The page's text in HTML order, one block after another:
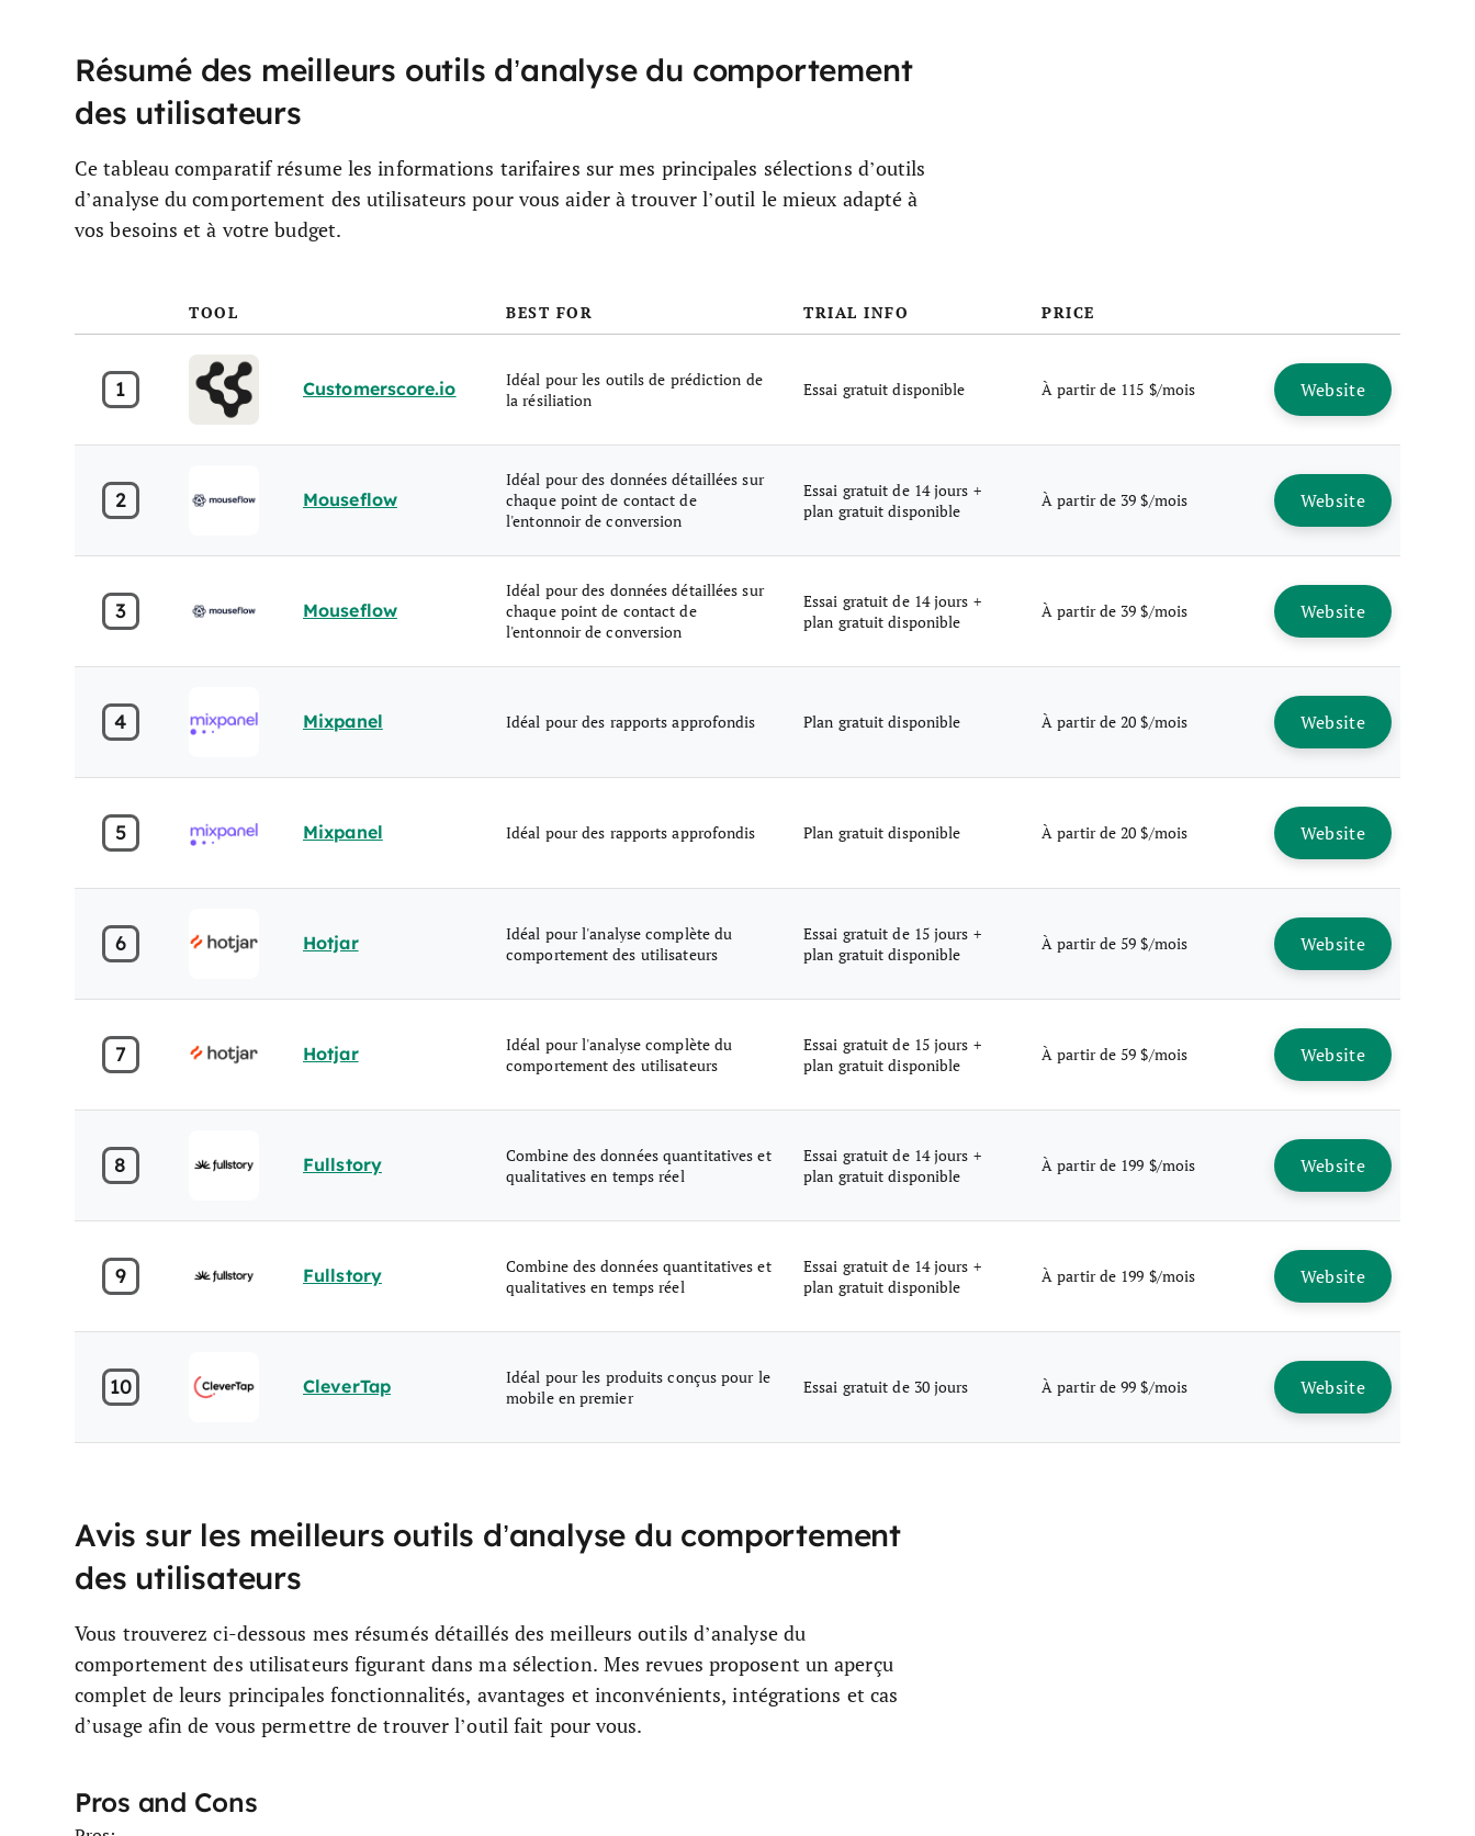
Résumé des meilleurs outils d’analyse du comportement
des utilisateurs
Ce tableau comparatif résume les informations tarifaires sur mes principales sélections d’outils
d’analyse du comportement des utilisateurs pour vous aider à trouver l’outil le mieux adapté à
vos besoins et à votre budget.
TOOL BEST FOR TRIAL INFO PRICE
1 Customerscore.io
Idéal pour les outils de prédiction de
la résiliation
Essai gratuit disponible À partir de 115 $/mois Website
2 Mouseflow
Idéal pour des données détaillées sur
chaque point de contact de
l'entonnoir de conversion
Essai gratuit de 14 jours +
plan gratuit disponible
À partir de 39 $/mois Website
3 Mouseflow
Idéal pour des données détaillées sur
chaque point de contact de
l'entonnoir de conversion
Essai gratuit de 14 jours +
plan gratuit disponible
À partir de 39 $/mois Website
4 Mixpanel Idéal pour des rapports approfondis Plan gratuit disponible À partir de 20 $/mois Website
5 Mixpanel Idéal pour des rapports approfondis Plan gratuit disponible À partir de 20 $/mois Website
6 Hotjar
Idéal pour l'analyse complète du
comportement des utilisateurs
Essai gratuit de 15 jours +
plan gratuit disponible
À partir de 59 $/mois Website
7 Hotjar
Idéal pour l'analyse complète du
comportement des utilisateurs
Essai gratuit de 15 jours +
plan gratuit disponible
À partir de 59 $/mois Website
8 Fullstory
Combine des données quantitatives et
qualitatives en temps réel
Essai gratuit de 14 jours +
plan gratuit disponible
À partir de 199 $/mois Website
9 Fullstory
Combine des données quantitatives et
qualitatives en temps réel
Essai gratuit de 14 jours +
plan gratuit disponible
À partir de 199 $/mois Website
10 CleverTap
Idéal pour les produits conçus pour le
mobile en premier
Essai gratuit de 30 jours À partir de 99 $/mois Website
Avis sur les meilleurs outils d’analyse du comportement
des utilisateurs
Vous trouverez ci-dessous mes résumés détaillés des meilleurs outils d’analyse du
comportement des utilisateurs figurant dans ma sélection. Mes revues proposent un aperçu
complet de leurs principales fonctionnalités, avantages et inconvénients, intégrations et cas
d’usage afin de vous permettre de trouver l’outil fait pour vous.
Pros and Cons